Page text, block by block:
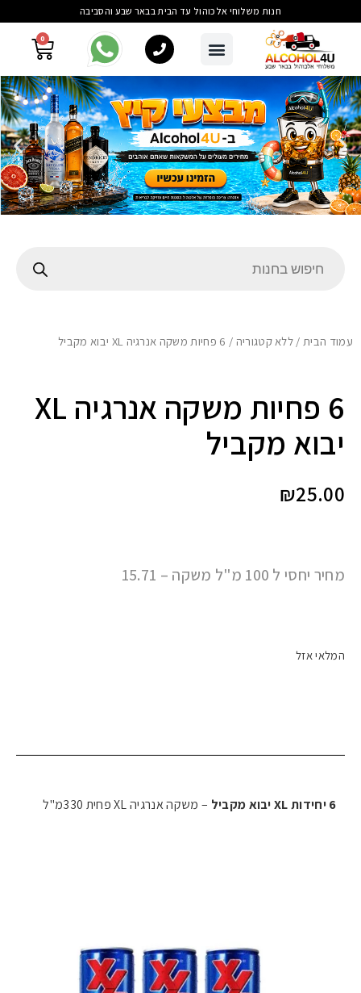
חנות משלוחי אלכוהול עד הבית בבאר שבע והסביבה
0
עמוד הבית/ ללא קטגוריה / 6 פחיות משקה אנרגיה XL יבוא מקביל
6 פחיות משקה אנרגיה XL
יבוא מקביל
₪25.00
מחיר יחסי ל 100 מ"ל משקה – 15.71
המלאי אזל
– משקה אנרגיה XL פחית 330מ"ל